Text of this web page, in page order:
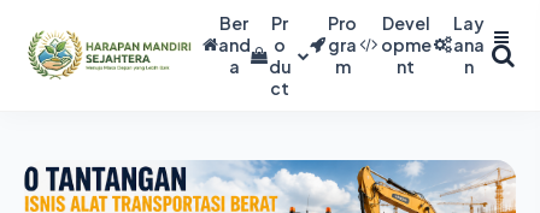
Ber
and
a
Pr
o
du
ct
Pro
gra
m
Devel
opme
nt
Lay
ana
n